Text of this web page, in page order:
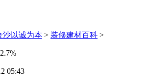
沙以诚为本 > 装修建材百科 >
05:43